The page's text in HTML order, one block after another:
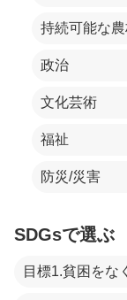
持続可能な
政治
文化芸術
福祉
防災/災害
SDGsで選ぶ
目標1.貧困をな